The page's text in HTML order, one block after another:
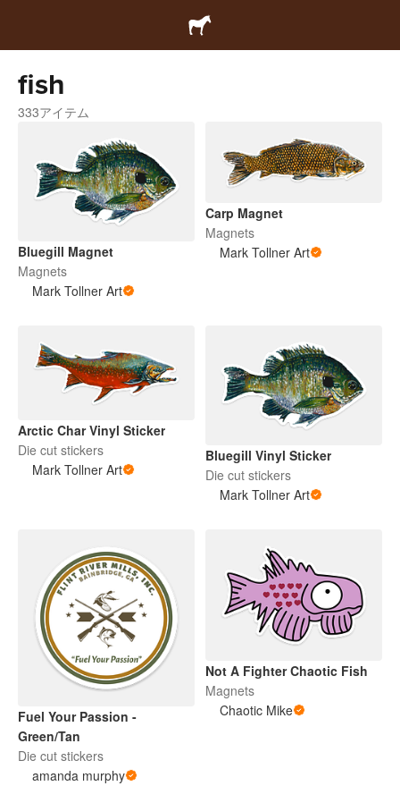
fish
333アイテム
Bluegill Magnet
Magnets
Mark Tollner Art
Carp Magnet
Magnets
Mark Tollner Art
Arctic Char Vinyl Sticker
Die cut stickers
Mark Tollner Art
Bluegill Vinyl Sticker
Die cut stickers
Mark Tollner Art
Fuel Your Passion -
Green/Tan
Die cut stickers
amanda murphy
Not A Fighter Chaotic Fish
Magnets
Chaotic Mike